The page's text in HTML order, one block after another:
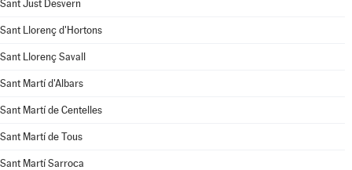
Sant Just Desvern
Sant Llorenç d'Hortons
Sant Llorenç Savall
Sant Martí d'Albars
Sant Martí de Centelles
Sant Martí de Tous
Sant Martí Sarroca